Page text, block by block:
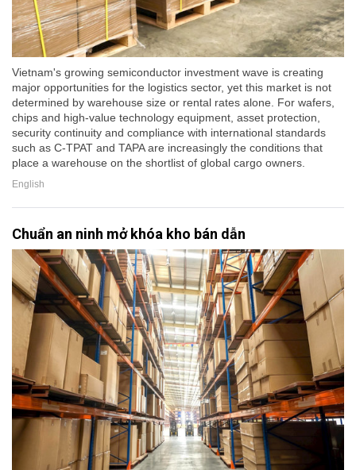
Vietnam's growing semiconductor investment wave is creating
major opportunities for the logistics sector, yet this market is not
determined by warehouse size or rental rates alone. For wafers,
chips and high-value technology equipment, asset protection,
security continuity and compliance with international standards
such as C-TPAT and TAPA are increasingly the conditions that
place a warehouse on the shortlist of global cargo owners.
English
Chuẩn an ninh mở khóa kho bán dẫn